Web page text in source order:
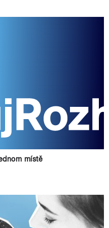
místě